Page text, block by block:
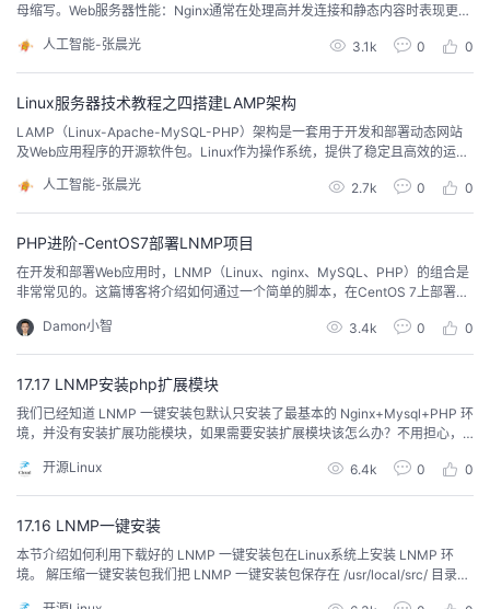
程
认
证
的
实
验
我
的
收
藏
术
支
持
云
声
建
议
母缩写。Web服务器性能：Nginx通常在处理高并发连接和静态内容时表现更
设计得更加轻量级，内存和CPU使用率较低，适合大规模部署和资源敏感的应
用。配置与灵活性：LNMP中的Nginx配置相对灵活，特别是在反向代理、负载
人工智能-张晨光 3.1k 0 0
Linux服务器技术教程之四搭建LAMP架构
LAMP（Linux-Apache-MySQL-PHP）架构是一套用于开发和部署动态网站
及Web应用程序的开源软件包。Linux作为操作系统，提供了稳定且高效的运行
库服务，用于数据存储和管理。PHP则是一种流行的服务器端脚本语言，用于
实现网站的动态功能。本文详细描述了在Linux服务器上部署LAMP架构的过
人工智能-张晨光 2.7k 0 0
PHP进阶-CentOS7部署LNMP项目
在开发和部署Web应用时，LNMP（Linux、nginx、MySQL、PHP）的组合是
非常常见的。这篇博客将介绍如何通过一个简单的脚本，在CentOS 7上部署LN
保环境配置的一致性。这个一键部署的脚本不仅简化了部署过程，还能确保配
置的正确性和一致性。使用这样的部署方法，可以极大地节省时间和精力。
Damon小智 3.4k 0 0
17.17 LNMP安装php扩展模块
我们已经知道 LNMP 一键安装包默认只安装了最基本的 Nginx+Mysql+PHP 环
境，并没有安装扩展功能模块，如果需要安装扩展模块该怎么办？不用担心，
是必须安装的，而是用到哪个模块才安装哪个模块。 安装eAcceleratoreAccel
erator 是一个开放源码的 PHP 加速器，提高了 PHP 脚本的缓存性...
开源Linux 6.4k 0 0
17.16 LNMP一键安装
本节介绍如何利用下载好的 LNMP 一键安装包在Linux系统上安装 LNMP 环
境。 解压缩一键安装包我们把 LNMP 一键安装包保存在 /usr/local/src/ 目录